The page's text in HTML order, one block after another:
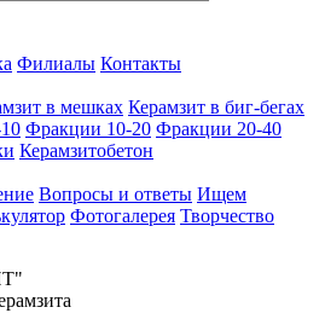
Филиалы Контакты
в мешках Керамзит в биг-бегах
Фракции 10-20 Фракции 20-40
Керамзитобетон
Вопросы и ответы Ищем
Фотогалерея Творчество